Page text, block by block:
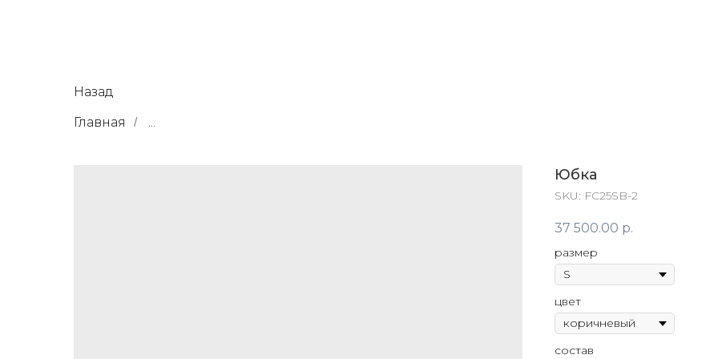
Назад
Главная
/ ...
Юбка
SKU: FC25SB-2
37 500.00 р.
размер
цвет
состав